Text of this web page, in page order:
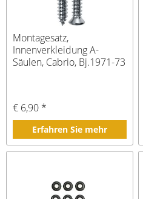
Montagesatz,
Innenverkleidung A-
Säulen, Cabrio, Bj.1971-73
€ 6,90 *
Erfahren Sie mehr